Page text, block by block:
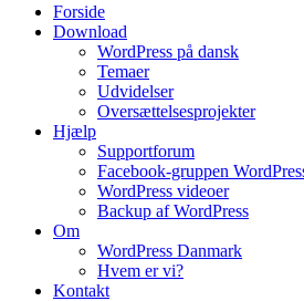
Forside
Download
WordPress på dansk
Temaer
Udvidelser
Oversættelsesprojekter
Hjælp
Supportforum
Facebook-gruppen
WordPress videoer
Backup af WordPress
Om
WordPress Danmark
Hvem er vi?
Kontakt